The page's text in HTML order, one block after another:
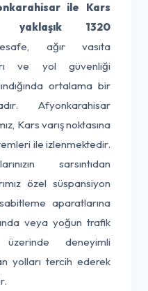
ile Kars
yaklaşık 1320
ağır vasıta
ve yol güvenliği
ortalama bir
Afyonkarahisar
Kars varış noktasına
ile izlenmektedir.
sarsıntıdan
özel süspansiyon
aparatlarına
veya yoğun trafik
deneyimli
yolları tercih ederek